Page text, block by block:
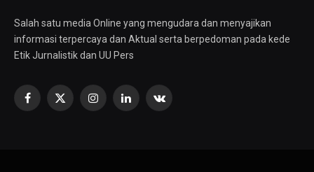
Salah satu media Online yang mengudara dan menyajikan
informasi terpercaya dan Aktual serta berpedoman pada kede
Etik Jurnalistik dan UU Pers
Facebook
X
InstagramLinkedInVKontakte